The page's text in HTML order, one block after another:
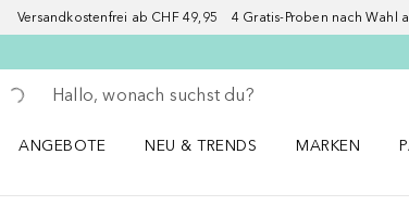
Versandkostenfrei ab CHF 49,95 4 Gratis-Proben nach Wahl
Gehe zurück
Suche ausführen
ANGEBOTE
NEU & TRENDS
MARKEN